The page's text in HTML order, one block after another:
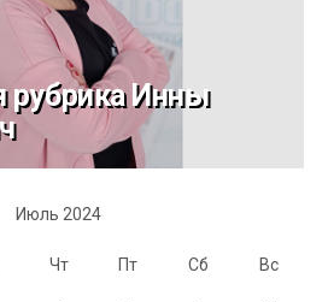
рубрика Инны
Июль 2024
Чт Пт Сб Вс